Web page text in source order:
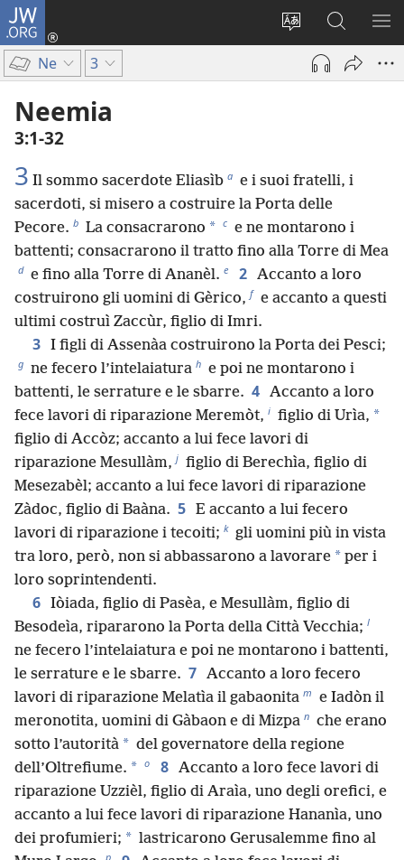
JW.ORG
Modificare
lingua
Accedi
(apre
Cerca
JW.ORG
Ne 3
Neemia
3:1-32
3 Il sommo sacerdote Eliasìb a e i suoi fratelli, i
sacerdoti, si misero a costruire la Porta delle
Pecore. b La consacrarono * c e ne montarono i
battenti; consacrarono il tratto fino alla Torre di Mea
d e fino alla Torre di Ananèl. e 2 Accanto a loro
costruirono gli uomini di Gèrico, f e accanto a questi
ultimi costruì Zaccùr, figlio di Imri.
3 I figli di Assenàa costruirono la Porta dei Pesci;
g ne fecero l’intelaiatura h e poi ne montarono i
battenti, le serrature e le sbarre. 4 Accanto a loro
fece lavori di riparazione Meremòt, i figlio di Urìa, *
figlio di Accòz; accanto a lui fece lavori di
riparazione Mesullàm, j figlio di Berechìa, figlio di
Mesezabèl; accanto a lui fece lavori di riparazione
Zàdoc, figlio di Baàna. 5 E accanto a lui fecero
lavori di riparazione i tecoiti; k gli uomini più in vista
tra loro, però, non si abbassarono a lavorare * per i
loro soprintendenti.
6 Iòiada, figlio di Pasèa, e Mesullàm, figlio di
Besodeìa, ripararono la Porta della Città Vecchia; l
ne fecero l’intelaiatura e poi ne montarono i battenti,
le serrature e le sbarre. 7 Accanto a loro fecero
lavori di riparazione Melatìa il gabaonita m e Iadòn il
meronotita, uomini di Gàbaon e di Mizpa n che erano
sotto l’autorità * del governatore della regione
dell’Oltrefiume. * o 8 Accanto a loro fece lavori di
riparazione Uzzièl, figlio di Araìa, uno degli orefici, e
accanto a lui fece lavori di riparazione Hananìa, uno
dei profumieri; * lastricarono Gerusalemme fino al
p